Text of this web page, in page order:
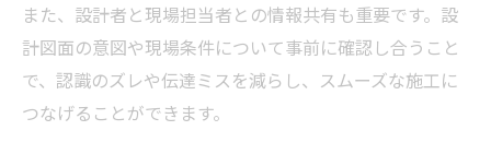
また、設計者と現場担当者との情報共有も重要です。設
計図面の意図や現場条件について事前に確認し合うこと
で、認識のズレや伝達ミスを減らし、スムーズな施工に
つなげることができます。